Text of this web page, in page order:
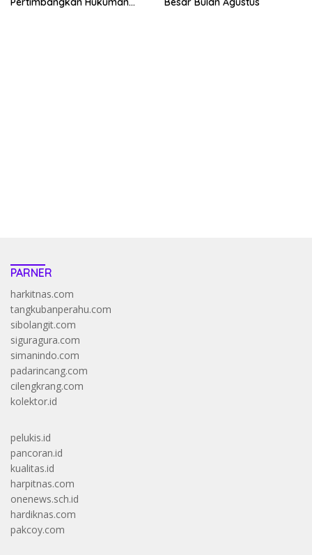
PARNER
harkitnas.com
tangkubanperahu.com
sibolangit.com
siguragura.com
simanindo.com
padarincang.com
cilengkrang.com
kolektor.id
pelukis.id
pancoran.id
kualitas.id
harpitnas.com
onenews.sch.id
hardiknas.com
pakcoy.com